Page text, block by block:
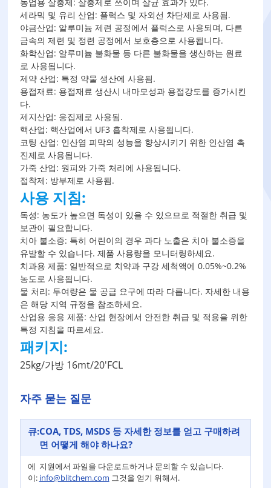
세라믹 및 유리 산업: 플럭스 및 자외선 차단제로 사용됨.
야금산업: 알루미늄 제련 공정에서 플럭스로 사용되며, 다른
금속의 제련 및 정련 공정에서 보호층으로 사용됩니다.
화학산업: 알루미늄 불화물 등 다른 불화물을 생산하는 원료
로 사용됩니다.
제약 산업: 특정 약물 생산에 사용됨.
용접재료: 용접재료 생산시 내마모성과 용접강도를 증가시킨
다.
제지산업: 응집제로 사용됨.
핵산업: 핵산업에서 UF3 흡착제로 사용됩니다.
코팅 산업: 인산염 피막의 성능을 향상시키기 위한 인산염 촉
진제로 사용됩니다.
가죽 산업: 원피와 가죽 처리에 사용됩니다.
접착제: 방부제로 사용됨.
사용 지침:
독성: 농도가 높으면 독성이 있을 수 있으므로 적절한 취급 및
보관이 필요합니다.
치아 불소증: 특히 어린이의 경우 과다 노출은 치아 불소증을
유발할 수 있습니다. 제품 사용량을 모니터링하세요.
치과용 제품: 일반적으로 치약과 구강 세척액에 0.05%~0.2%
농도로 사용됩니다.
물 처리: 투여량은 물 공급 요구에 따라 다릅니다. 자세한 내용
은 해당 지역 규정을 참조하세요.
산업용 응용 제품: 산업 현장에서 안전한 취급 및 적용을 위한
특정 지침을 따르세요.
패키지:
25kg/가방 16mt/20'FCL
자주 묻는 질문
큐:COA, TDS, MSDS 등 자세한 정보를 얻고 구매하려
면 어떻게 해야 하나요?
에
이:
지원에서 파일을 다운로드하거나 문의할 수 있습니다.
info@blitchem.com 그것을 얻기 위해서.